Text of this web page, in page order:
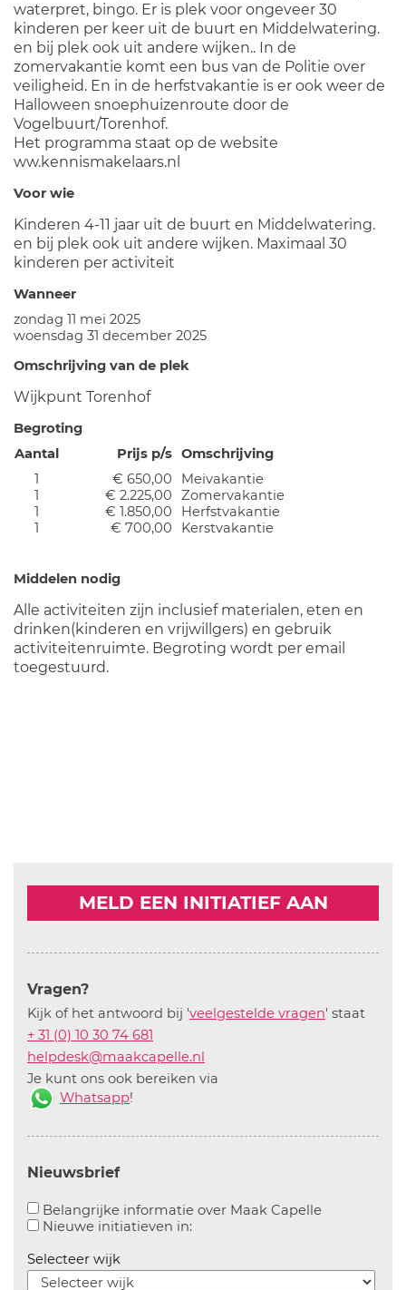
waterpret, bingo. Er is plek voor ongeveer 30
kinderen per keer uit de buurt en Middelwatering.
en bij plek ook uit andere wijken.. In de
zomervakantie komt een bus van de Politie over
veiligheid. En in de herfstvakantie is er ook weer de
Halloween snoephuizenroute door de
Vogelbuurt/Torenhof.
Het programma staat op de website
ww.kennismakelaars.nl
Voor wie
Kinderen 4-11 jaar uit de buurt en Middelwatering.
en bij plek ook uit andere wijken. Maximaal 30
kinderen per activiteit
Wanneer
zondag 11 mei 2025
woensdag 31 december 2025
Omschrijving van de plek
Wijkpunt Torenhof
Begroting
Aantal
Prijs p/s Omschrijving
1
€ 650,00
Meivakantie
1
€ 2.225,00
Zomervakantie
1
€ 1.850,00
Herfstvakantie
1
€ 700,00 Kerstvakantie
Middelen nodig
Alle activiteiten zijn inclusief materialen, eten en
drinken(kinderen en vrijwillgers) en gebruik
activiteitenruimte. Begroting wordt per email
toegestuurd.
MELD EEN INITIATIEF AAN
Vragen?
Kijk of het antwoord bij 'veelgestelde vragen' staat
+ 31 (0) 10 30 74 681
helpdesk@maakcapelle.nl
Je kunt ons ook bereiken via
Whatsapp!
Nieuwsbrief
Belangrijke informatie over Maak CapelleAanvinken
Nieuwe initiatieven in:Aanvinken om informatie over
Selecteer wijk